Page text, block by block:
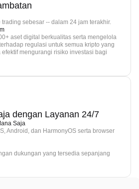
sebesar -- dalam 24 jam terakhir.
aset digital berkualitas serta mengelola
regulasi untuk semua kripto yang
mengurangi risiko investasi bagi
dengan Layanan 24/7
Saja
Android, dan HarmonyOS serta browser
dukungan yang tersedia sepanjang